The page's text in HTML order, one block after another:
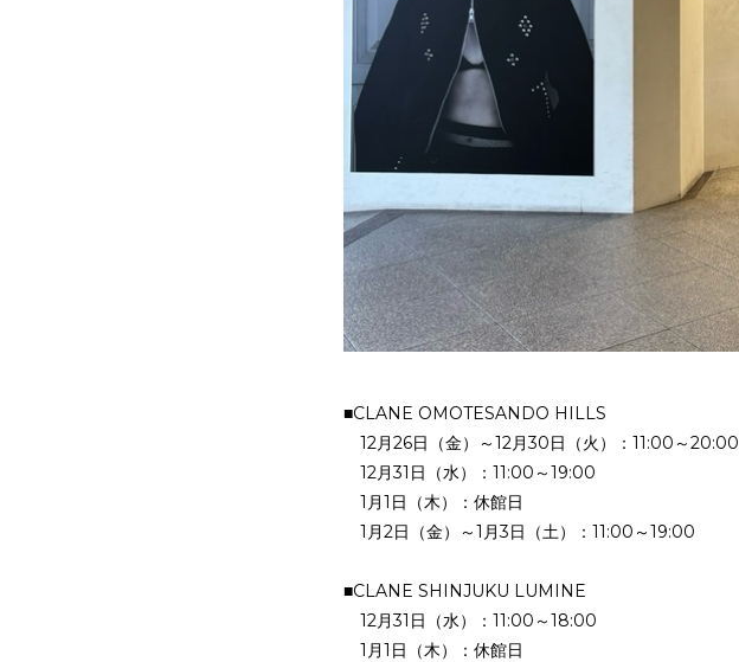
■CLANE OMOTESANDO HILLS
12月26日（金）～12月30日（火）：11:00～20:00
12月31日（水）：11:00～19:00
1月1日（木）：休館日
1月2日（金）～1月3日（土）：11:00～19:00
■CLANE SHINJUKU LUMINE
12月31日（水）：11:00～18:00
1月1日（木）：休館日